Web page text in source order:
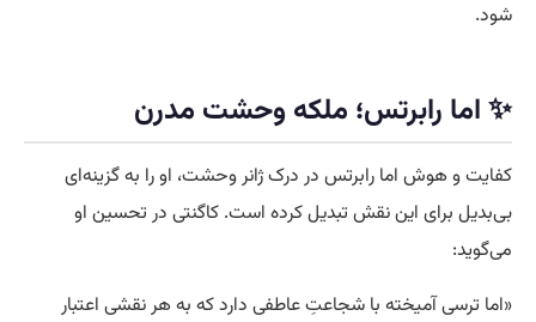
شود.
✨ اما رابرتس؛ ملکه‌ وحشت مدرن
کفایت و هوش اما رابرتس در درک ژانر وحشت، او را به گزینه‌ای
بی‌بدیل برای این نقش تبدیل کرده است. کاگنتی در تحسین او
می‌گوید:
«اما ترسی آمیخته با شجاعتِ عاطفی دارد که به هر نقشی اعتبار